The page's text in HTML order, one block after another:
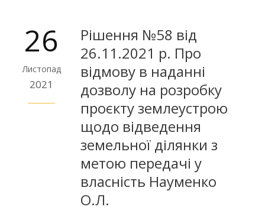
26
Листопад
2021
Рішення №58 від
26.11.2021 р. Про
відмову в наданні
дозволу на розробку
проєкту землеустрою
щодо відведення
земельної ділянки з
метою передачі у
власність Науменко
О.Л.